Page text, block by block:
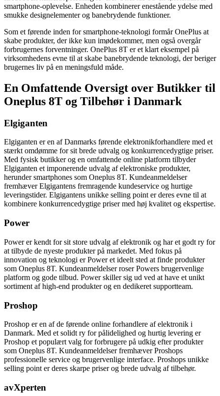
smartphone-oplevelse. Enheden kombinerer enestående ydelse med
smukke designelementer og banebrydende funktioner.
Som et førende inden for smartphone-teknologi formår OnePlus at
skabe produkter, der ikke kun imødekommer, men også overgår
forbrugernes forventninger. OnePlus 8T er et klart eksempel på
virksomhedens evne til at skabe banebrydende teknologi, der beriger
brugernes liv på en meningsfuld måde.
En Omfattende Oversigt over Butikker til
Oneplus 8T og Tilbehør i Danmark
Elgiganten
Elgiganten er en af Danmarks førende elektronikforhandlere med et
stærkt omdømme for sit brede udvalg og konkurrencedygtige priser.
Med fysisk butikker og en omfattende online platform tilbyder
Elgiganten et imponerende udvalg af elektroniske produkter,
herunder smartphones som Oneplus 8T. Kundeanmeldelser
fremhæver Elgigantens fremragende kundeservice og hurtige
leveringstider. Elgigantens unikke selling point er deres evne til at
kombinere konkurrencedygtige priser med høj kvalitet og ekspertise.
Power
Power er kendt for sit store udvalg af elektronik og har et godt ry for
at tilbyde de nyeste produkter på markedet. Med fokus på
innovation og teknologi er Power et ideelt sted at finde produkter
som Oneplus 8T. Kundeanmeldelser roser Powers brugervenlige
platform og gode tilbud. Power skiller sig ud ved at have et unikt
sortiment af high-end produkter og en dedikeret supportteam.
Proshop
Proshop er en af de førende online forhandlere af elektronik i
Danmark. Med et solidt ry for pålidelighed og hurtig levering er
Proshop et populært valg for forbrugere på udkig efter produkter
som Oneplus 8T. Kundeanmeldelser fremhæver Proshops
professionelle service og brugervenlige interface. Proshops unikke
selling point er deres skarpe priser og brede udvalg af tilbehør.
avXperten